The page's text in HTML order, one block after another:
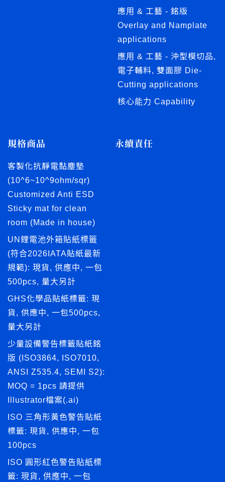
應用 & 工藝 - 銘版
Overlay and Namplate
applications
應用 & 工藝 - 沖型模切品,
電子輔料, 雙面膠 Die-
Cutting applications
核心能力 Capability
規格商品
客製化抗靜電黏塵墊
(10^6~10^9ohm/sqr)
Customized Anti ESD
Sticky mat for clean
room (Made in house)
UN鋰電池外箱貼紙標籤
(符合2026IATA貼紙最新
規範): 現貨, 供應中, 一包
500pcs, 量大另計
GHS化學品貼紙標籤: 現
貨, 供應中, 一包500pcs,
量大另計
少量設備警告標籤貼紙銘
版 (ISO3864, ISO7010,
ANSI Z535.4, SEMI S2):
MOQ = 1pcs 請提供
Illustrator檔案(.ai)
ISO 三角形黃色警告貼紙
標籤: 現貨, 供應中, 一包
100pcs
ISO 圓形紅色警告貼紙標
籤: 現貨, 供應中, 一包
永續責任